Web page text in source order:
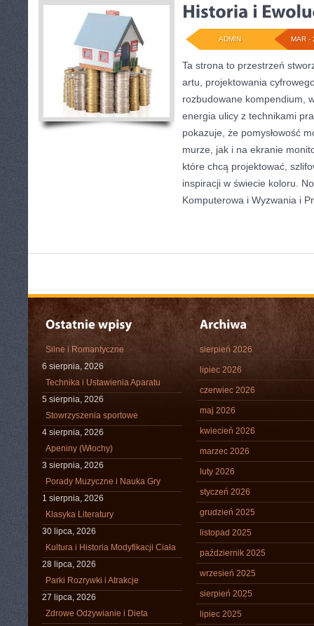
MAR -
ADMIN
Ta strona to przestrzeń
artu, projektowania
rozbudowane kompendium,
energia ulicy z technikami
pokazuje, że pomysłowość
murze, jak i na ekranie
które chcą projektować,
inspiracji w świecie koloru.
Komputerowa i Wyzwania i
Silne i Romantyczne
6 sierpnia, 2026
Technika i Ustawienia Aparatu
5 sierpnia, 2026
Stowrzyszenia sportowe
4 sierpnia, 2026
Apeniny (Włochy)
3 sierpnia, 2026
Porady Muzyczne i Nauka Gry
1 sierpnia, 2026
Klasyka Literatury
30 lipca, 2026
Kultura i Historia Modyfikacji Ciała
28 lipca, 2026
Parki Rozrywki i Atrakcje
27 lipca, 2026
Zdrowe Odżywianie i Dieta
sierpień 2026
lipiec 2026
czerwiec 2026
maj 2026
kwiecień 2026
marzec 2026
luty 2026
styczeń 2026
grudzień 2025
listopad 2025
październik 2025
wrzesień 2025
sierpień 2025
lipiec 2025